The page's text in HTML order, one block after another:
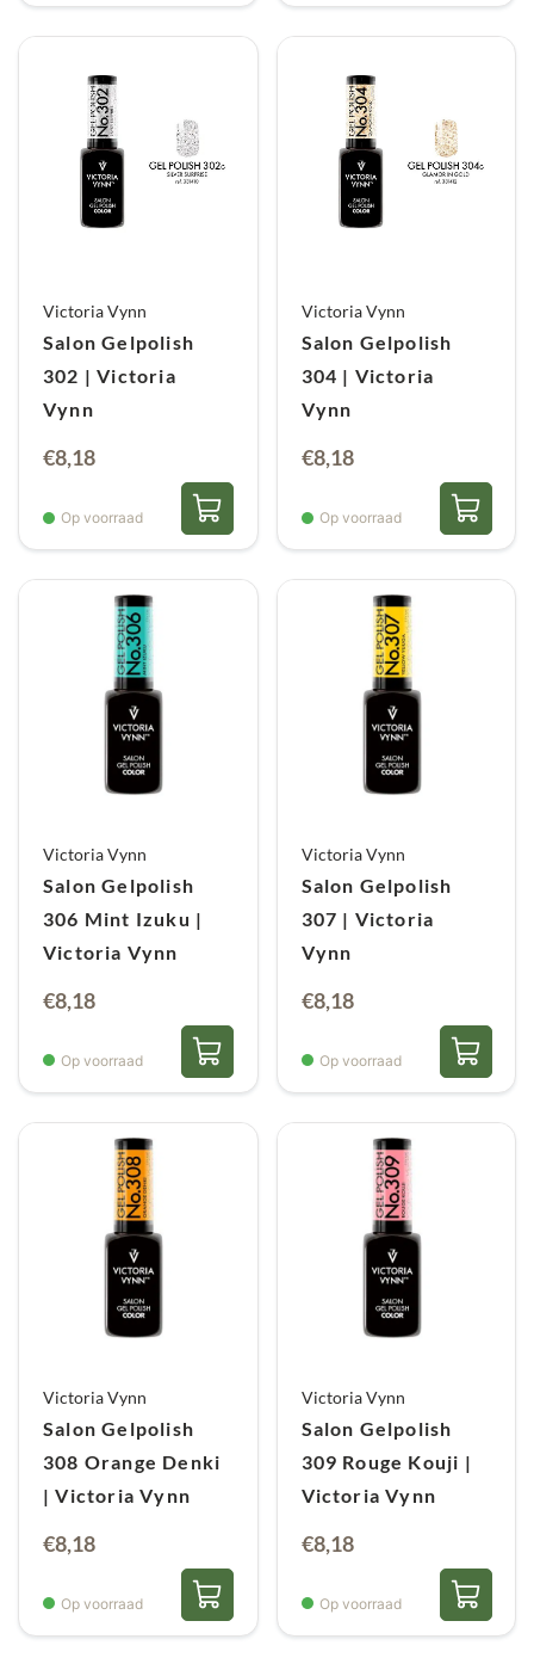
Victoria Vynn
Salon Gelpolish
302 | Victoria
Vynn
€8,18
Op voorraad
Victoria Vynn
Salon Gelpolish
304 | Victoria
Vynn
€8,18
Op voorraad
Victoria Vynn
Salon Gelpolish
306 Mint Izuku |
Victoria Vynn
€8,18
Op voorraad
Victoria Vynn
Salon Gelpolish
307 | Victoria
Vynn
€8,18
Op voorraad
Victoria Vynn
Salon Gelpolish
308 Orange Denki
| Victoria Vynn
€8,18
Op voorraad
Victoria Vynn
Salon Gelpolish
309 Rouge Kouji |
Victoria Vynn
€8,18
Op voorraad